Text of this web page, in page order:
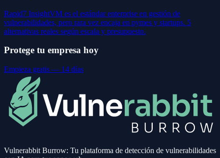
Rapid7 InsightVM es el estándar enterprise en gestión de
vulnerabilidades, pero rara vez encaja en pymes y startups. 5
alternativas reales según escala y presupuesto.
Protege tu empresa hoy
Empieza gratis — 14 días
Vulnerabbit Burrow: Tu plataforma de detección de vulnerabilidades